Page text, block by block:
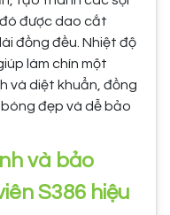
được dao cắt
đồng đều. Nhiệt độ
làm chín một
và diệt khuẩn, đồng
đẹp và dễ bảo
và bảo
S386 hiệu